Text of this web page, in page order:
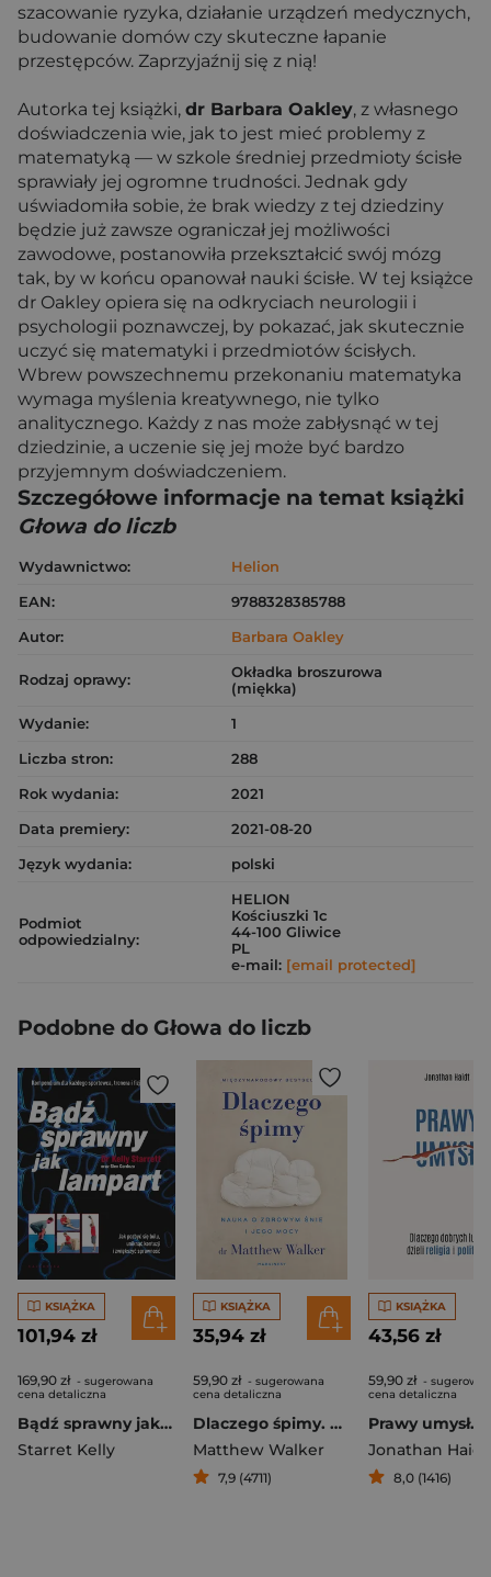
szacowanie ryzyka, działanie urządzeń medycznych,
budowanie domów czy skuteczne łapanie
przestępców. Zaprzyjaźnij się z nią!
Autorka tej książki, dr Barbara Oakley, z własnego
doświadczenia wie, jak to jest mieć problemy z
matematyką — w szkole średniej przedmioty ścisłe
sprawiały jej ogromne trudności. Jednak gdy
uświadomiła sobie, że brak wiedzy z tej dziedziny
będzie już zawsze ograniczał jej możliwości
zawodowe, postanowiła przekształcić swój mózg
tak, by w końcu opanował nauki ścisłe. W tej książce
dr Oakley opiera się na odkryciach neurologii i
psychologii poznawczej, by pokazać, jak skutecznie
uczyć się matematyki i przedmiotów ścisłych.
Wbrew powszechnemu przekonaniu matematyka
wymaga myślenia kreatywnego, nie tylko
analitycznego. Każdy z nas może zabłysnąć w tej
dziedzinie, a uczenie się jej może być bardzo
przyjemnym doświadczeniem.
Szczegółowe informacje na temat książki
Głowa do liczb
Wydawnictwo:
Helion
EAN:
9788328385788
Autor:
Barbara Oakley
Rodzaj oprawy:
Okładka broszurowa
(miękka)
Wydanie:
1
Liczba stron:
288
Rok wydania:
2021
Data premiery:
2021-08-20
Język wydania:
polski
Podmiot
odpowiedzialny:
HELION
Kościuszki 1c
44-100 Gliwice
PL
e-mail: [email protected]
Podobne do Głowa do liczb
KSIĄŻKA
101,94 zł
169,90 zł - sugerowana
cena detaliczna
Bądź sprawny jak lampart. Jak pozbyć się bólu, uniknąć kontuzji i zwiększyć sprawność
Starret Kelly
KSIĄŻKA
35,94 zł
59,90 zł - sugerowana
cena detaliczna
Dlaczego śpimy. Nauka o zdrowym śnie i jego mocy
Matthew Walker
7,9 (4711)
KSIĄŻKA
43,56 zł
59,90 zł -
cena detaliczna
Jonathan Haidt
8,0 (1416)